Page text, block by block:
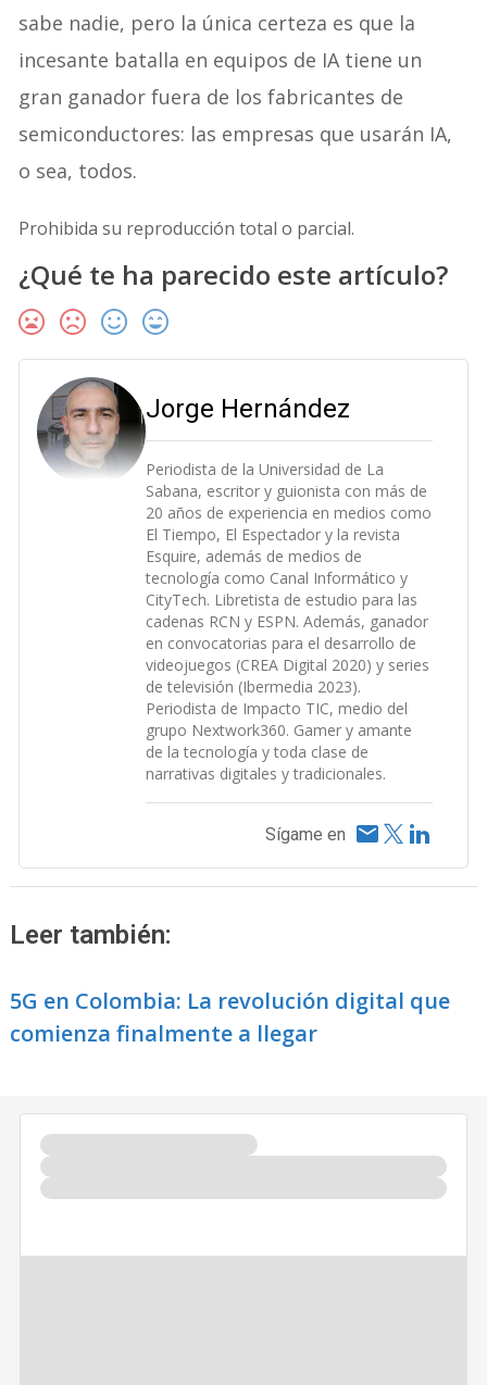
sabe nadie, pero la única certeza es que la
incesante batalla en equipos de IA tiene un
gran ganador fuera de los fabricantes de
semiconductores: las empresas que usarán IA,
o sea, todos.
Prohibida su reproducción total o parcial.
¿Qué te ha parecido este artículo?
Jorge Hernández
Periodista de la Universidad de La
Sabana, escritor y guionista con más de
20 años de experiencia en medios como
El Tiempo, El Espectador y la revista
Esquire, además de medios de
tecnología como Canal Informático y
CityTech. Libretista de estudio para las
cadenas RCN y ESPN. Además, ganador
en convocatorias para el desarrollo de
videojuegos (CREA Digital 2020) y series
de televisión (Ibermedia 2023).
Periodista de Impacto TIC, medio del
grupo Nextwork360. Gamer y amante
de la tecnología y toda clase de
narrativas digitales y tradicionales.
Sígame en
Leer también:
5G en Colombia: La revolución digital que
comienza finalmente a llegar